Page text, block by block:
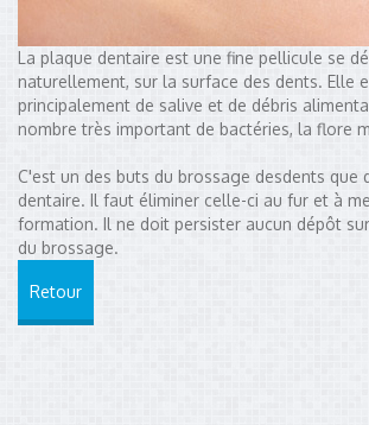
La plaque dentaire est une fine pellicule se
naturellement, sur la surface des dents. Elle
principalement de salive et de débris
nombre très important de bactéries, la flore
C'est un des buts du brossage desdents que
dentaire. Il faut éliminer celle-ci au fur et à
formation. Il ne doit persister aucun dépôt
du brossage.
Retour